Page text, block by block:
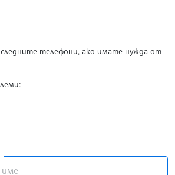
следните телефони, ако имате нужда от